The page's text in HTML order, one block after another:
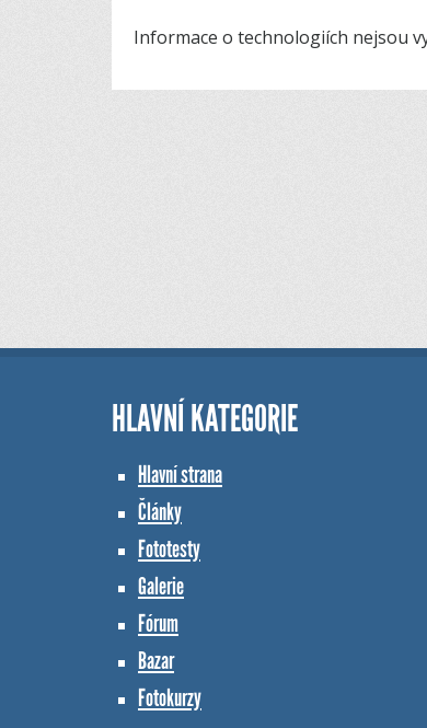
Informace o technologiích nejsou
HLAVNÍ KATEGORIE
Hlavní strana
Články
Fototesty
Galerie
Fórum
Bazar
Fotokurzy